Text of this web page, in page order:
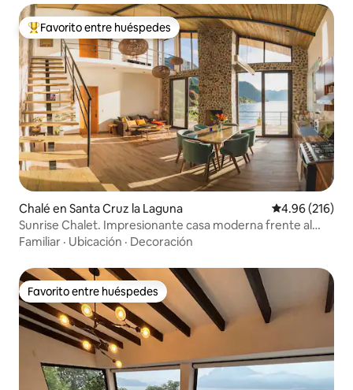
Favorito entre huéspedes preferido
Favorito entre huéspedes
Chalé en Santa Cruz la Laguna Calificación
4.96 (216)
Sunrise Chalet. Impresionante casa moderna frente al
lago
Familiar · Ubicación · Decoración
Favorito entre huéspedes
Favorito entre huéspedes